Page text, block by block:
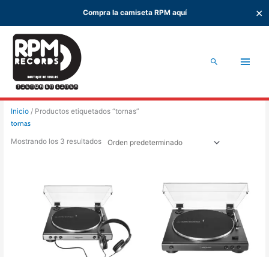
Compra la camiseta RPM aquí ✕
contenido
Buscar
Inicio / Productos etiquetados “tornas”
tornas
Mostrando los 3 resultados